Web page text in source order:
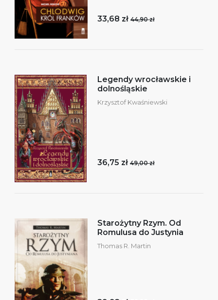
33,68 zł 44,90 zł
Legendy wrocławskie i
dolnośląskie
Krzysztof Kwaśniewski
36,75 zł 49,00 zł
Starożytny Rzym. Od
Romulusa do Justynia
Thomas R. Martin